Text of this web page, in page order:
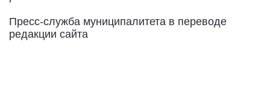
Пресс-служба муниципалитета в переводе
редакции сайта